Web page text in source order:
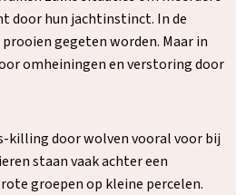
door hun jachtinstinct. In de
gegeten worden. Maar in
omheiningen en verstoring door
killing door wolven vooral voor bij
staan vaak achter een
groepen op kleine percelen.